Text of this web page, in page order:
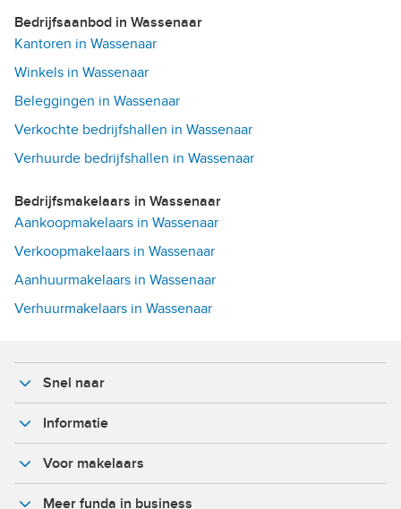
Bedrijfsaanbod in Wassenaar
Kantoren in Wassenaar
Winkels in Wassenaar
Beleggingen in Wassenaar
Verkochte bedrijfshallen in Wassenaar
Verhuurde bedrijfshallen in Wassenaar
Bedrijfsmakelaars in Wassenaar
Aankoopmakelaars in Wassenaar
Verkoopmakelaars in Wassenaar
Aanhuurmakelaars in Wassenaar
Verhuurmakelaars in Wassenaar
Snel naar
Informatie
Voor makelaars
Meer funda in business